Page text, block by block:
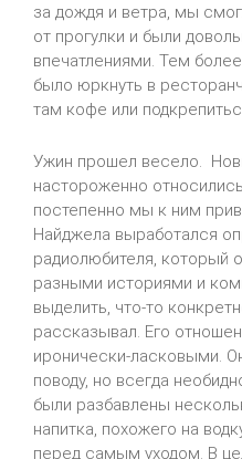
за дождя и ветра, мы
от прогулки и были
впечатлениями. Тем
было юркнуть в
там кофе или
Ужин прошел весело.
настороженно
постепенно мы к ним
Найджела выработался
радиолюбителя, который
разными историями и
выделить, что-то
рассказывал. Его
иронически-ласковыми.
поводу, но всегда
были разбавлены
напитка, похожего на
перед самым уходом. В